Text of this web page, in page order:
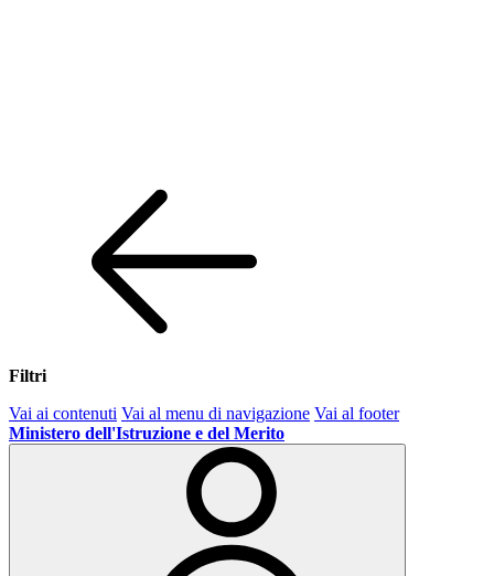
Filtri
Vai ai contenuti Vai al menu di navigazione Vai al footer
Ministero dell'Istruzione e del Merito